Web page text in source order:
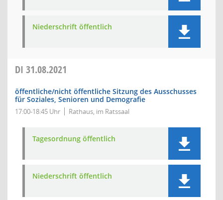
Niederschrift öffentlich
DI 31.08.2021
öffentliche/nicht öffentliche Sitzung des Ausschusses
für Soziales, Senioren und Demografie
17:00-18:45 Uhr Rathaus, im Ratssaal
Tagesordnung öffentlich
Niederschrift öffentlich